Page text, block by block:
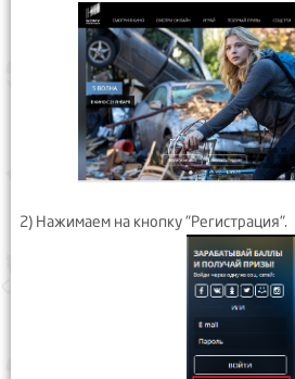
2) Нажимаем на кнопку "Регистрация".